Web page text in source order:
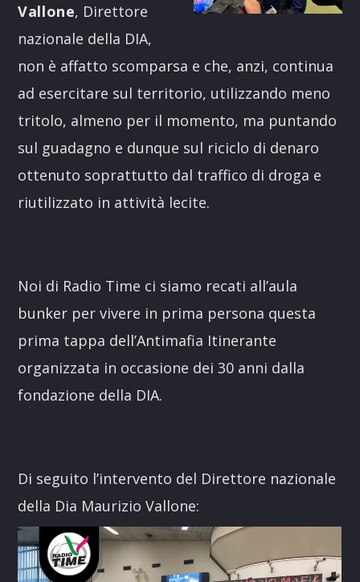
Vallone, Direttore
nazionale della DIA,
non è affatto scomparsa e che, anzi, continua
ad esercitare sul territorio, utilizzando meno
tritolo, almeno per il momento, ma puntando
sul guadagno e dunque sul riciclo di denaro
ottenuto soprattutto dal traffico di droga e
riutilizzato in attività lecite.
Noi di Radio Time ci siamo recati all’aula
bunker per vivere in prima persona questa
prima tappa dell’Antimafia Itinerante
organizzata in occasione dei 30 anni dalla
fondazione della DIA.
Di seguito l’intervento del Direttore nazionale
della Dia Maurizio Vallone:
Video
Player